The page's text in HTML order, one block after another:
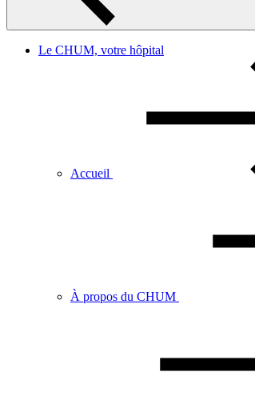
Le CHUM, votre hôpital
Accueil
À propos du CHUM